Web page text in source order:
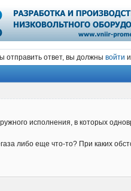
отправить ответ, вы должны войти
исполнения, в которых
либо еще что-то? При каких